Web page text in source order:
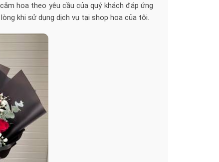
hoa theo yêu cầu của quý khách đáp ứng
khi sử dụng dịch vụ tại shop hoa của tôi.